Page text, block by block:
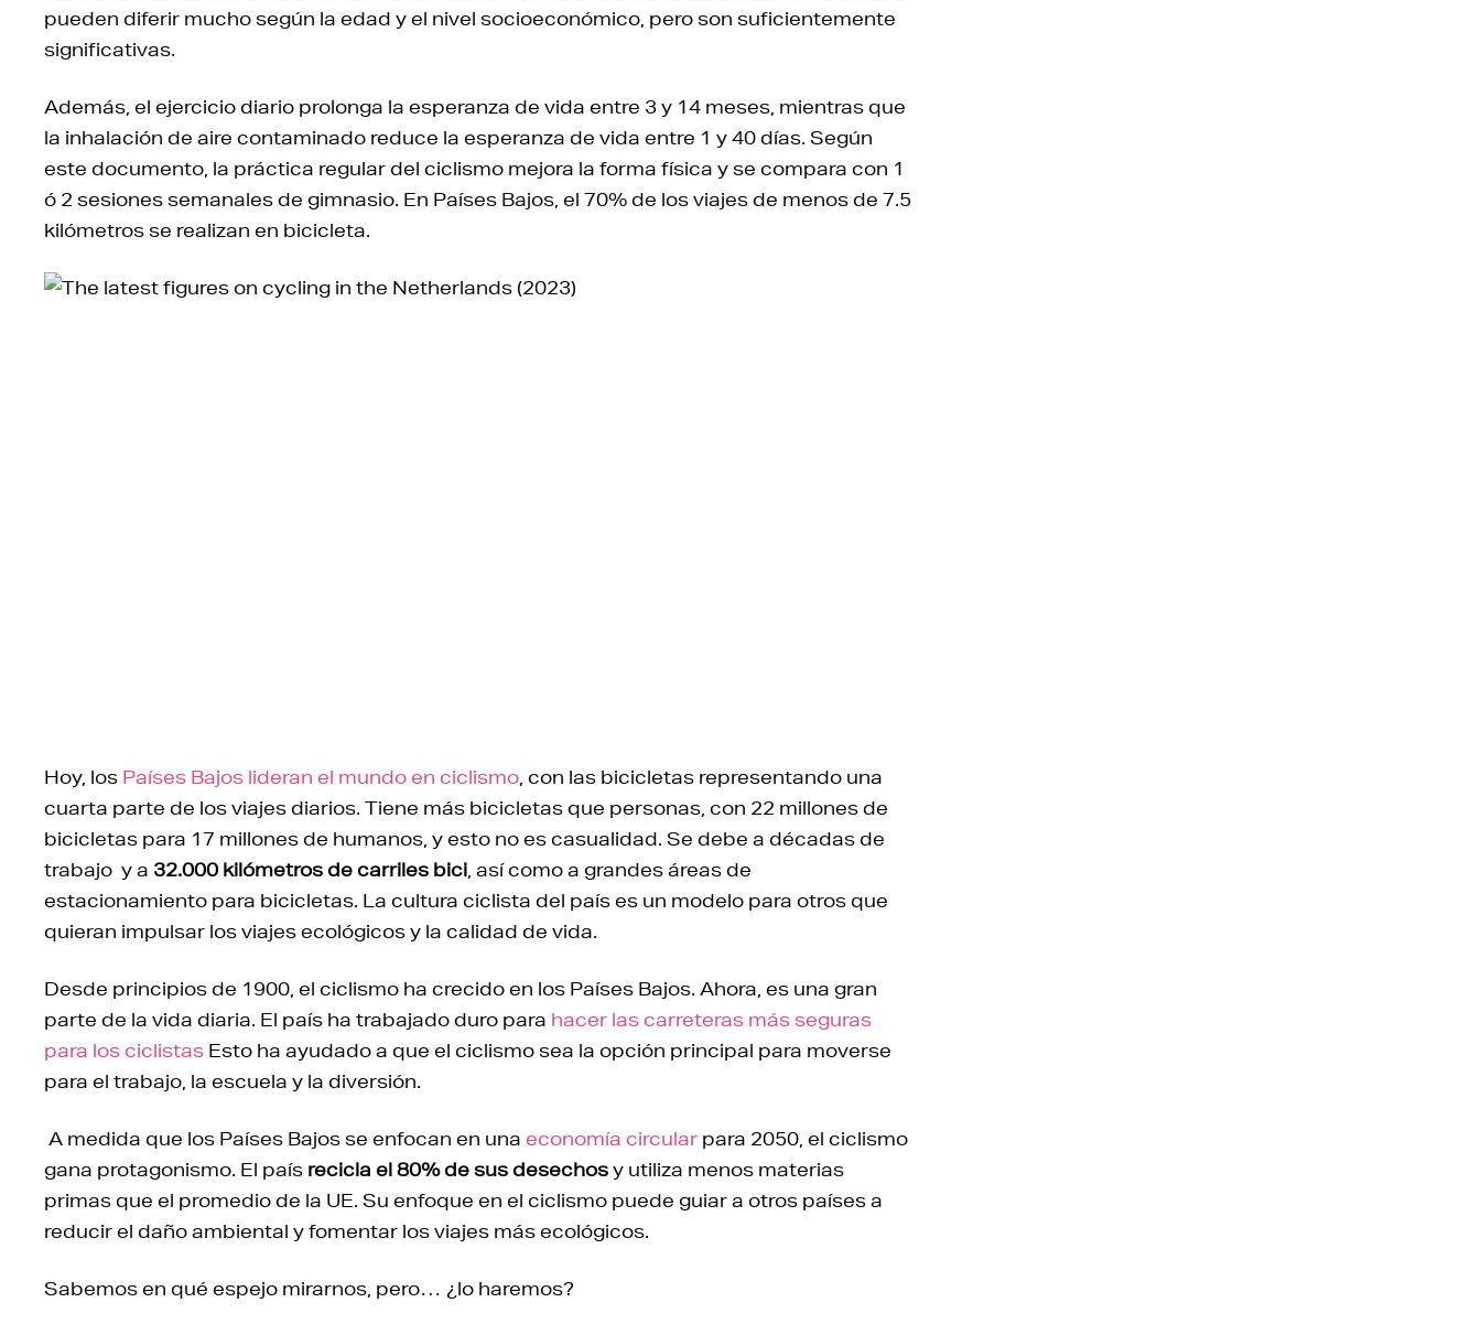
pueden diferir mucho según la edad y el nivel socioeconómico, pero son suficientemente
significativas.
Además, el ejercicio diario prolonga la esperanza de vida entre 3 y 14 meses, mientras que
la inhalación de aire contaminado reduce la esperanza de vida entre 1 y 40 días. Según
este documento, la práctica regular del ciclismo mejora la forma física y se compara con 1
ó 2 sesiones semanales de gimnasio. En Países Bajos, el 70% de los viajes de menos de 7.5
kilómetros se realizan en bicicleta.
Hoy, los Países Bajos lideran el mundo en ciclismo , con las bicicletas representando una
cuarta parte de los viajes diarios. Tiene más bicicletas que personas, con 22 millones de
bicicletas para 17 millones de humanos, y esto no es casualidad. Se debe a décadas de
trabajo y a 32.000 kilómetros de carriles bici , así como a grandes áreas de
estacionamiento para bicicletas. La cultura ciclista del país es un modelo para otros que
quieran impulsar los viajes ecológicos y la calidad de vida.
Desde principios de 1900, el ciclismo ha crecido en los Países Bajos. Ahora, es una gran
parte de la vida diaria. El país ha trabajado duro para hacer las carreteras más seguras
para los ciclistas Esto ha ayudado a que el ciclismo sea la opción principal para moverse
para el trabajo, la escuela y la diversión.
A medida que los Países Bajos se enfocan en una economía circular para 2050, el ciclismo
gana protagonismo. El país recicla el 80% de sus desechosy utiliza menos materias
primas que el promedio de la UE. Su enfoque en el ciclismo puede guiar a otros países a
reducir el daño ambiental y fomentar los viajes más ecológicos.
Sabemos en qué espejo mirarnos, pero… ¿lo haremos?